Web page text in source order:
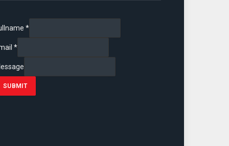
*
*
SUBMIT